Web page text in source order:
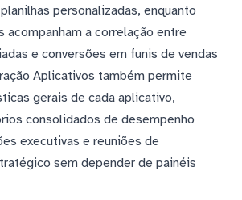
personalizadas, enquanto
acompanham a correlação entre
e conversões em funis de vendas
Aplicativos também permite
gerais de cada aplicativo,
consolidados de desempenho
executivas e reuniões de
sem depender de painéis